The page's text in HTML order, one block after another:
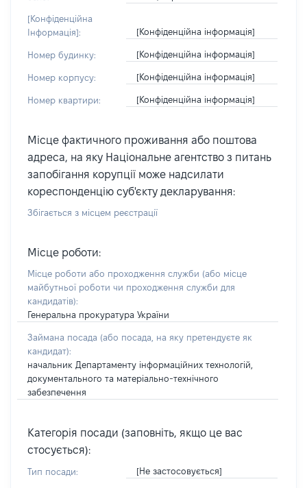
[Конфіденційна
Інформація]:
[Конфіденційна інформація]
Номер будинку: [Конфіденційна інформація]
Номер корпусу: [Конфіденційна інформація]
Номер квартири: [Конфіденційна інформація]
Місце фактичного проживання або поштова
адреса, на яку Національне агентство з питань
запобігання корупції може надсилати
кореспонденцію суб'єкту декларування:
Збігається з місцем реєстрації
Місце роботи:
Місце роботи або проходження служби (або місце
майбутньої роботи чи проходження служби для
кандидатів):
Генеральна прокуратура України
Займана посада (або посада, на яку претендуєте як
кандидат):
начальник Департаменту інформаційних технологій,
документального та матеріально-технічного
забезпечення
Категорія посади (заповніть, якщо це вас
стосується):
Тип посади: [Не застосовується]